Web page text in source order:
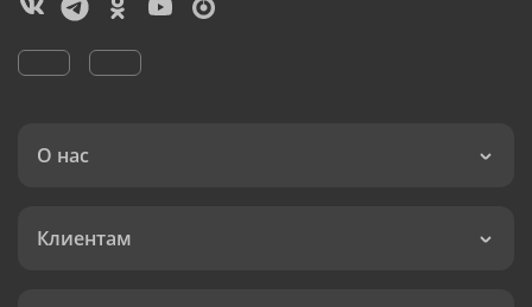
О нас
Клиентам